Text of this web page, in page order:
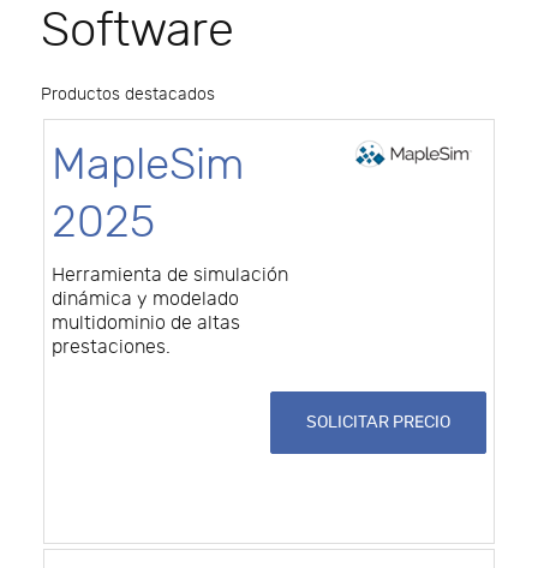
Software
Productos destacados
MapleSim
2025
Herramienta de simulación
dinámica y modelado
multidominio de altas
prestaciones.
SOLICITAR PRECIO